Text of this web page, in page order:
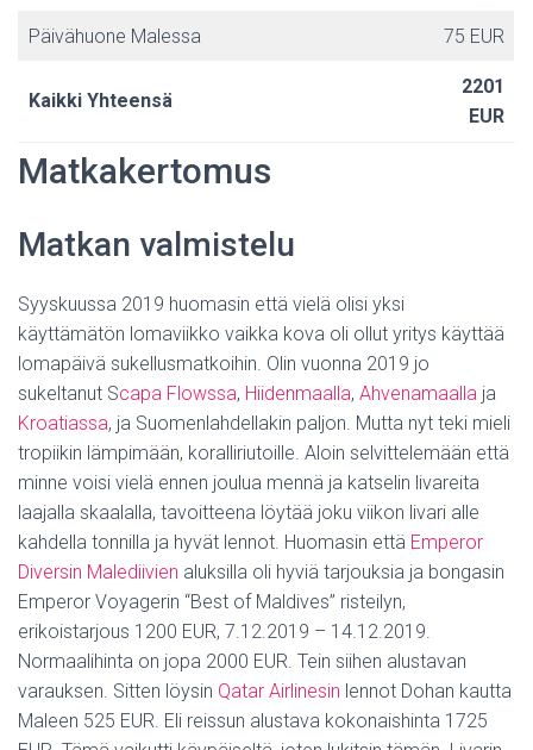
Päivähuone Malessa 75 EUR
Kaikki Yhteensä
2201
EUR
Matkakertomus
Matkan valmistelu
Syyskuussa 2019 huomasin että vielä olisi yksi
käyttämätön lomaviikko vaikka kova oli ollut yritys käyttää
lomapäivä sukellusmatkoihin. Olin vuonna 2019 jo
sukeltanut Scapa Flowssa, Hiidenmaalla, Ahvenamaalla ja
Kroatiassa, ja Suomenlahdellakin paljon. Mutta nyt teki mieli
tropiikin lämpimään, koralliriutoille. Aloin selvittelemään että
minne voisi vielä ennen joulua mennä ja katselin livareita
laajalla skaalalla, tavoitteena löytää joku viikon livari alle
kahdella tonnilla ja hyvät lennot. Huomasin että Emperor
Diversin Malediivien aluksilla oli hyviä tarjouksia ja bongasin
Emperor Voyagerin “Best of Maldives” risteilyn,
erikoistarjous 1200 EUR, 7.12.2019 – 14.12.2019.
Normaalihinta on jopa 2000 EUR. Tein siihen alustavan
varauksen. Sitten löysin Qatar Airlinesin lennot Dohan kautta
Maleen 525 EUR. Eli reissun alustava kokonaishinta 1725